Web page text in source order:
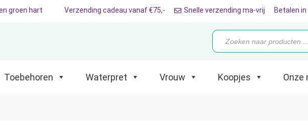
Koopjes Onze
groen hart Verzending cadeau vanaf €75,- Snelle verzending ma-vrij Betalen
Producten
zoeken
Toebehoren Waterpret Vrouw Koopjes Onze